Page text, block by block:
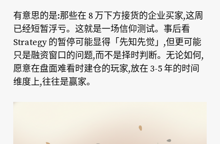
有意思的是:那些在 8 万下方接货的企业买家,这周
已经短暂浮亏。这就是一场信仰测试。事后看
Strategy 的暂停可能显得「先知先觉」,但更可能
只是融资窗口的问题,而不是择时判断。无论如何,
愿意在盘面难看时建仓的玩家,放在 3-5 年的时间
维度上,往往是赢家。